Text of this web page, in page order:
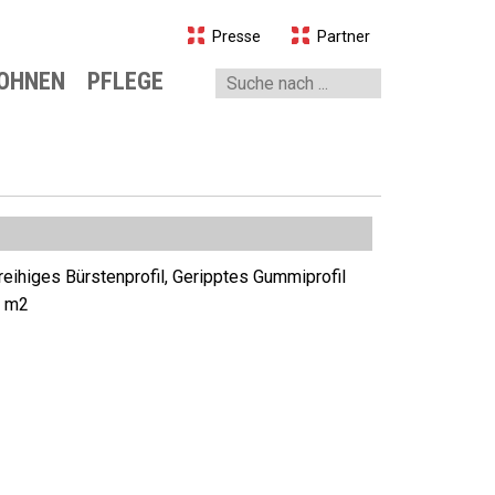
Presse Partner
HNEN PFLEGE
Bürstenprofil, Geripptes Gummiprofil
m2